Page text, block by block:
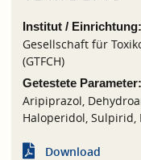
Institut / Einrichtung:
Gesellschaft für
(GTFCH)
Getestete Parameter:
Aripiprazol,
Haloperidol, Sulpirid,
Download